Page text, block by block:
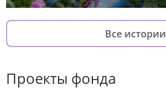
Все истории
Проекты фонда